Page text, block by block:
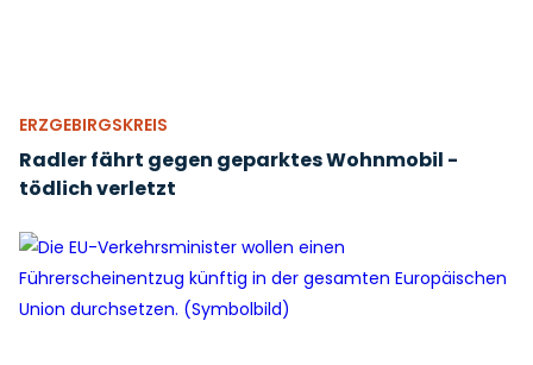
ERZGEBIRGSKREIS
Radler fährt gegen geparktes Wohnmobil -
tödlich verletzt